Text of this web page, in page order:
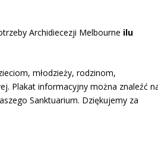
Archidiecezji Melbourne ilu
młodzieży, rodzinom,
Plakat informacyjny można znaleźć
Sanktuarium. Dziękujemy za